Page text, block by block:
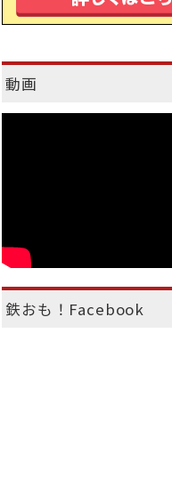
動画
鉄おも！Facebook